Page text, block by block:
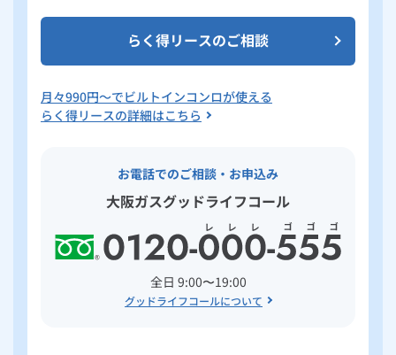
らく得リースのご相談
月々990円～でビルトインコンロが使える
らく得リースの詳細はこちら
お電話でのご相談・お申込み
大阪ガスグッドライフコール
全日 9:00〜19:00
グッドライフコールについて